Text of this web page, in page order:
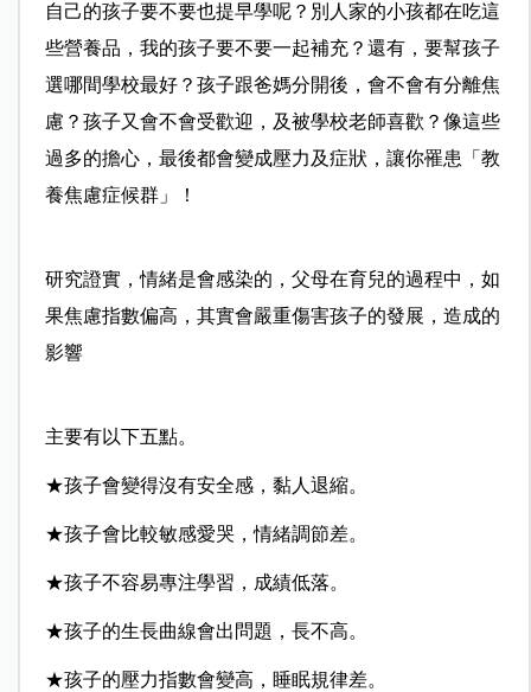
自己的孩子要不要也提早學呢？別人家的小孩都在吃這
些營養品，我的孩子要不要一起補充？還有，要幫孩子
選哪間學校最好？孩子跟爸媽分開後，會不會有分離焦
慮？孩子又會不會受歡迎，及被學校老師喜歡？像這些
過多的擔心，最後都會變成壓力及症狀，讓你罹患「教
養焦慮症候群」！
研究證實，情緒是會感染的，父母在育兒的過程中，如
果焦慮指數偏高，其實會嚴重傷害孩子的發展，造成的
影響
主要有以下五點。
★孩子會變得沒有安全感，黏人退縮。
★孩子會比較敏感愛哭，情緒調節差。
★孩子不容易專注學習，成績低落。
★孩子的生長曲線會出問題，長不高。
★孩子的壓力指數會變高，睡眠規律差。